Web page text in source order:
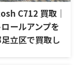
C712 買取｜
ールアンプを
立区で買取し